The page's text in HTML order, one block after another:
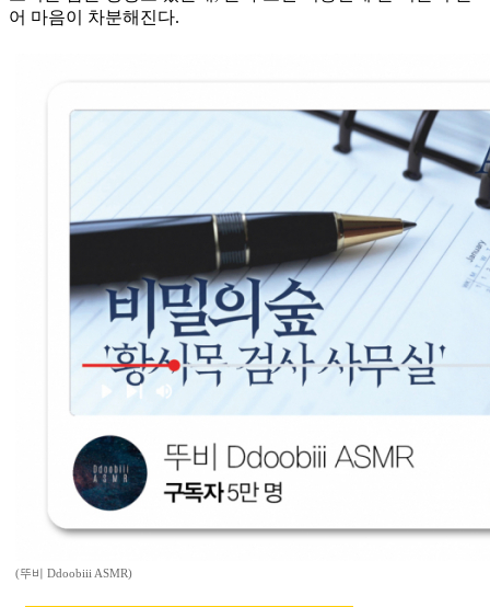
어 마음이 차분해진다.
(뚜비 Ddoobiii ASMR)